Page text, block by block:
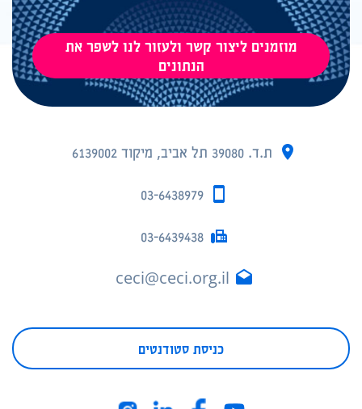
מוזמנים ליצור קשר ולעזור לנו לשפר את
הנתונים
ת.ד. 39080 תל אביב, מיקוד 6139002
03-6438979
03-6439438
ceci@ceci.org.il
כניסת סטודנטים